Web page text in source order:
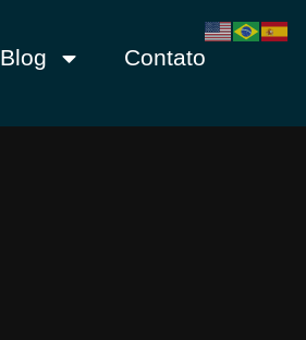
Blog Contato